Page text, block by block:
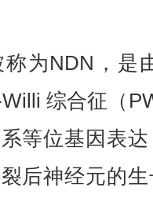
称为NDN，是
综合征（
等位基因表
后神经元的